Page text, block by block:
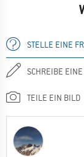
STELLE EINE
SCHREIBE
TEILE EIN BILD